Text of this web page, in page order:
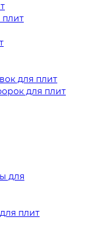
плит
для плит
для плит
для
плит